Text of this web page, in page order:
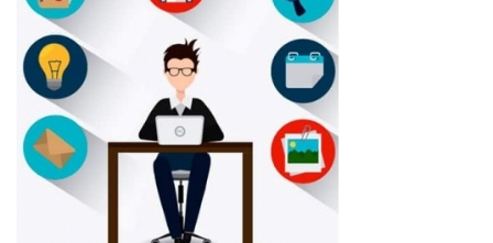
CPA
CPSA
PROUNI
ACOMPANHAMENTO EGRESSO